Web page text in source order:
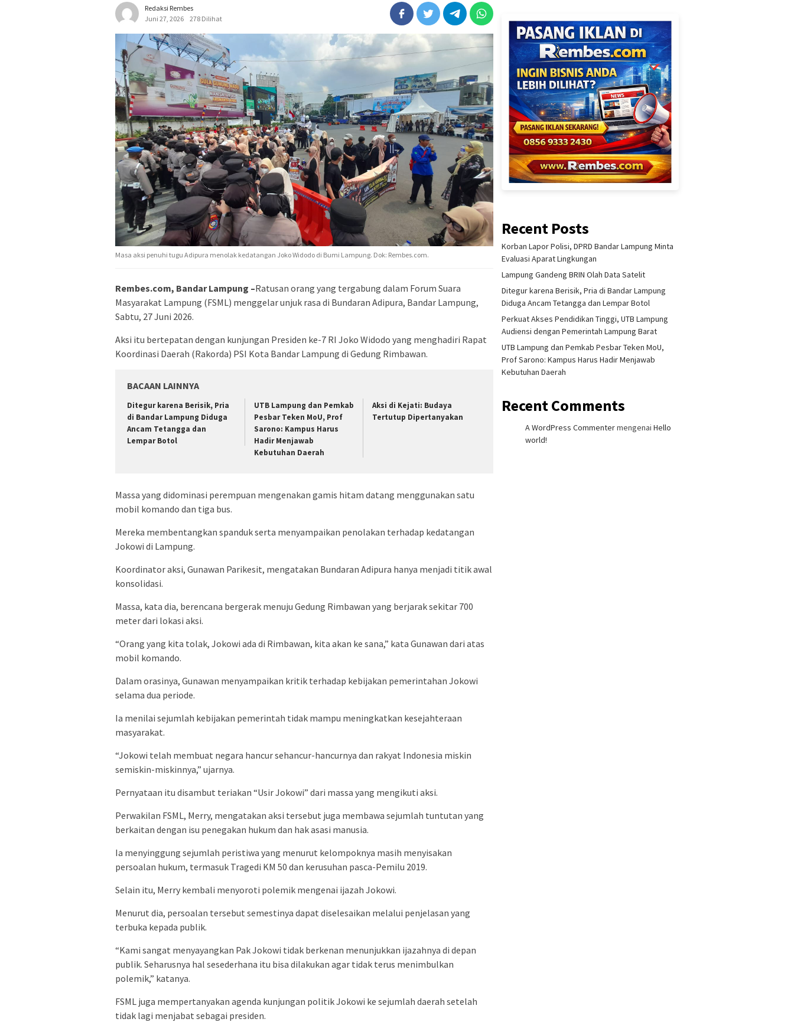
Redaksi Rembes
Juni 27, 2026
278 Dilihat
Masa aksi penuhi tugu Adipura menolak kedatangan Joko Widodo di Bumi Lampung. Dok: Rembes.com.
Rembes.com, Bandar Lampung –Ratusan orang yang tergabung dalam Forum Suara
Masyarakat Lampung (FSML) menggelar unjuk rasa di Bundaran Adipura, Bandar Lampung,
Sabtu, 27 Juni 2026.
Aksi itu bertepatan dengan kunjungan Presiden ke-7 RI Joko Widodo yang menghadiri Rapat
Koordinasi Daerah (Rakorda) PSI Kota Bandar Lampung di Gedung Rimbawan.
BACAAN LAINNYA
Ditegur karena Berisik, Pria
di Bandar Lampung Diduga
Ancam Tetangga dan
Lempar Botol
UTB Lampung dan Pemkab
Pesbar Teken MoU, Prof
Sarono: Kampus Harus
Hadir Menjawab
Kebutuhan Daerah
Aksi di Kejati: Budaya
Tertutup Dipertanyakan
Massa yang didominasi perempuan mengenakan gamis hitam datang menggunakan satu
mobil komando dan tiga bus.
Mereka membentangkan spanduk serta menyampaikan penolakan terhadap kedatangan
Jokowi di Lampung.
Koordinator aksi, Gunawan Parikesit, mengatakan Bundaran Adipura hanya menjadi titik awal
konsolidasi.
Massa, kata dia, berencana bergerak menuju Gedung Rimbawan yang berjarak sekitar 700
meter dari lokasi aksi.
“Orang yang kita tolak, Jokowi ada di Rimbawan, kita akan ke sana,” kata Gunawan dari atas
mobil komando.
Dalam orasinya, Gunawan menyampaikan kritik terhadap kebijakan pemerintahan Jokowi
selama dua periode.
Ia menilai sejumlah kebijakan pemerintah tidak mampu meningkatkan kesejahteraan
masyarakat.
“Jokowi telah membuat negara hancur sehancur-hancurnya dan rakyat Indonesia miskin
semiskin-miskinnya,” ujarnya.
Pernyataan itu disambut teriakan “Usir Jokowi” dari massa yang mengikuti aksi.
Perwakilan FSML, Merry, mengatakan aksi tersebut juga membawa sejumlah tuntutan yang
berkaitan dengan isu penegakan hukum dan hak asasi manusia.
Ia menyinggung sejumlah peristiwa yang menurut kelompoknya masih menyisakan
persoalan hukum, termasuk Tragedi KM 50 dan kerusuhan pasca-Pemilu 2019.
Selain itu, Merry kembali menyoroti polemik mengenai ijazah Jokowi.
Menurut dia, persoalan tersebut semestinya dapat diselesaikan melalui penjelasan yang
terbuka kepada publik.
“Kami sangat menyayangkan Pak Jokowi tidak berkenan menunjukkan ijazahnya di depan
publik. Seharusnya hal sesederhana itu bisa dilakukan agar tidak terus menimbulkan
polemik,” katanya.
FSML juga mempertanyakan agenda kunjungan politik Jokowi ke sejumlah daerah setelah
tidak lagi menjabat sebagai presiden.
Recent Posts
Korban Lapor Polisi, DPRD Bandar Lampung Minta
Evaluasi Aparat Lingkungan
Lampung Gandeng BRIN Olah Data Satelit
Ditegur karena Berisik, Pria di Bandar Lampung
Diduga Ancam Tetangga dan Lempar Botol
Perkuat Akses Pendidikan Tinggi, UTB Lampung
Audiensi dengan Pemerintah Lampung Barat
UTB Lampung dan Pemkab Pesbar Teken MoU,
Prof Sarono: Kampus Harus Hadir Menjawab
Kebutuhan Daerah
Recent Comments
A WordPress CommentermengenaiHello
world!